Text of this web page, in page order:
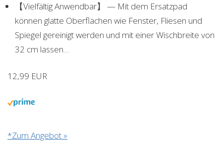
【Vielfältig Anwendbar】 — Mit dem Ersatzpad
können glatte Oberflächen wie Fenster, Fliesen und
Spiegel gereinigt werden und mit einer Wischbreite von
32 cm lassen…
12,99 EUR
*Zum Angebot »